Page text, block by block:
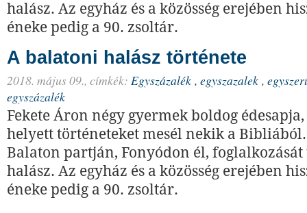
halász. Az egyház és a közösség erejében
éneke pedig a 90. zsoltár.
A balatoni halász története
2018. május 09., címkék: Egyszázalék , egyszazalek ,
egyszázalék
Fekete Áron négy gyermek boldog
helyett történeteket mesél nekik a
Balaton partján, Fonyódon él,
halász. Az egyház és a közösség erejében
éneke pedig a 90. zsoltár.